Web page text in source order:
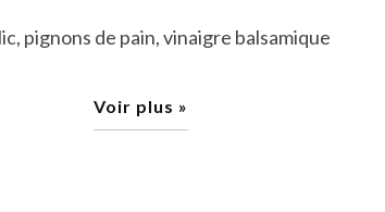
pignons de pain, vinaigre balsamique
Voir plus »